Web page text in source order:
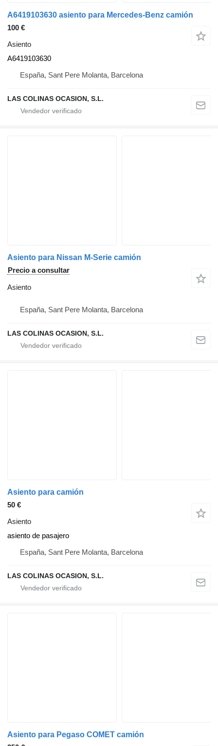
A6419103630 asiento para Mercedes-Benz camión
100 €
Asiento
A6419103630
España, Sant Pere Molanta, Barcelona
LAS COLINAS OCASION, S.L.
Asiento para Nissan M-Serie camión
Precio a consultar
Asiento
España, Sant Pere Molanta, Barcelona
LAS COLINAS OCASION, S.L.
Asiento para camión
50 €
Asiento
asiento de pasajero
España, Sant Pere Molanta, Barcelona
LAS COLINAS OCASION, S.L.
Asiento para Pegaso COMET camión